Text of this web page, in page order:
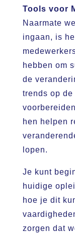
Tools voor
Naarmate
ingaan, is
hebben om
de
trends op
hen helpen
lopen.
Je kunt
huidige
hoe je dit
zorgen dat